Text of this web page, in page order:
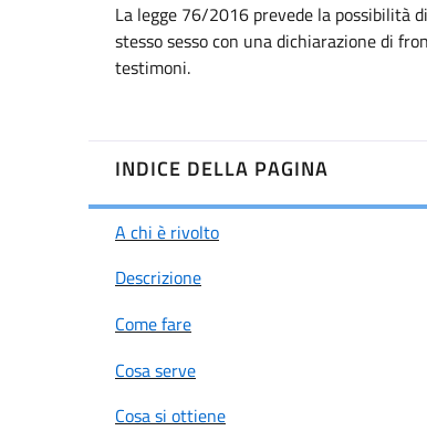
La legge 76/2016 prevede la possibilità
stesso sesso con una dichiarazione di
testimoni.
INDICE DELLA PAGINA
A chi è rivolto
Descrizione
Come fare
Cosa serve
Cosa si ottiene